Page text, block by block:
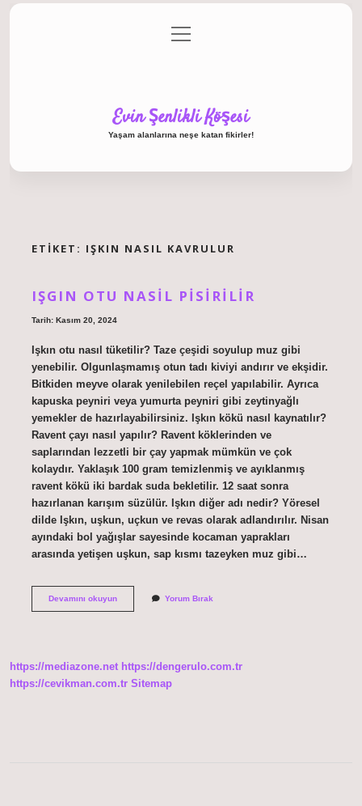
Gizlilik Politikası
menüyü
aç
Evin Şenlikli Köşesi
Yaşam alanlarına neşe katan fikirler!
ETIKET: IŞKIN NASIL KAVRULUR
IŞGIN OTU NASIL PISIRILIR
Tarih: Kasım 20, 2024
Işkın otu nasıl tüketilir? Taze çeşidi soyulup muz gibi
yenebilir. Olgunlaşmamış otun tadı kiviyi andırır ve ekşidir.
Bitkiden meyve olarak yenilebilen reçel yapılabilir. Ayrıca
kapuska peyniri veya yumurta peyniri gibi zeytinyağlı
yemekler de hazırlayabilirsiniz. Işkın kökü nasıl kaynatılır?
Ravent çayı nasıl yapılır? Ravent köklerinden ve
saplarından lezzetli bir çay yapmak mümkün ve çok
kolaydır. Yaklaşık 100 gram temizlenmiş ve ayıklanmış
ravent kökü iki bardak suda bekletilir. 12 saat sonra
hazırlanan karışım süzülür. Işkın diğer adı nedir? Yöresel
dilde Işkın, uşkun, uçkun ve revas olarak adlandırılır. Nisan
ayındaki bol yağışlar sayesinde kocaman yaprakları
arasında yetişen uşkun, sap kısmı tazeyken muz gibi…
Devamını okuyunIşgın
Yorum Bırak
https://mediazone.net https://dengerulo.com.tr
https://cevikman.com.tr Sitemap